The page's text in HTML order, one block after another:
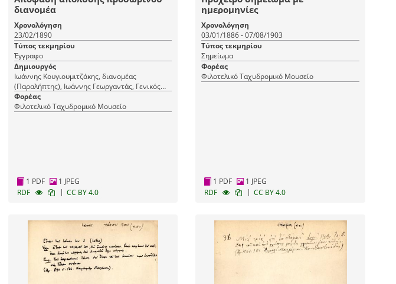
διανομέα
Χρονολόγηση
23/02/1890
Τύπος τεκμηρίου
Έγγραφο
Δημιουργός
Ιωάννης Κουγιουμιτζάκης, διανομέας
(Παραλήπτης), Ιωάννης Γεωργαντάς, Γενικός
Διευθυντής των Ταχυδρομείων και
Τηλεγράφων (Αποστολέας/εκδότης)
Φορέας
Φιλοτελικό Ταχυδρομικό Μουσείο
1 PDF
1 JPEG
RDF
| CC BY 4.0
ημερομηνίες
Χρονολόγηση
03/01/1886 - 07/08/1903
Τύπος τεκμηρίου
Σημείωμα
Φορέας
Φιλοτελικό Ταχυδρομικό Μουσείο
1 PDF
1 JPEG
RDF
| CC BY 4.0